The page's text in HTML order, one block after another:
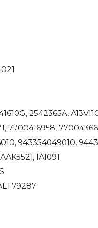
2542365A,
7700416958,
943354049010,
IA1091